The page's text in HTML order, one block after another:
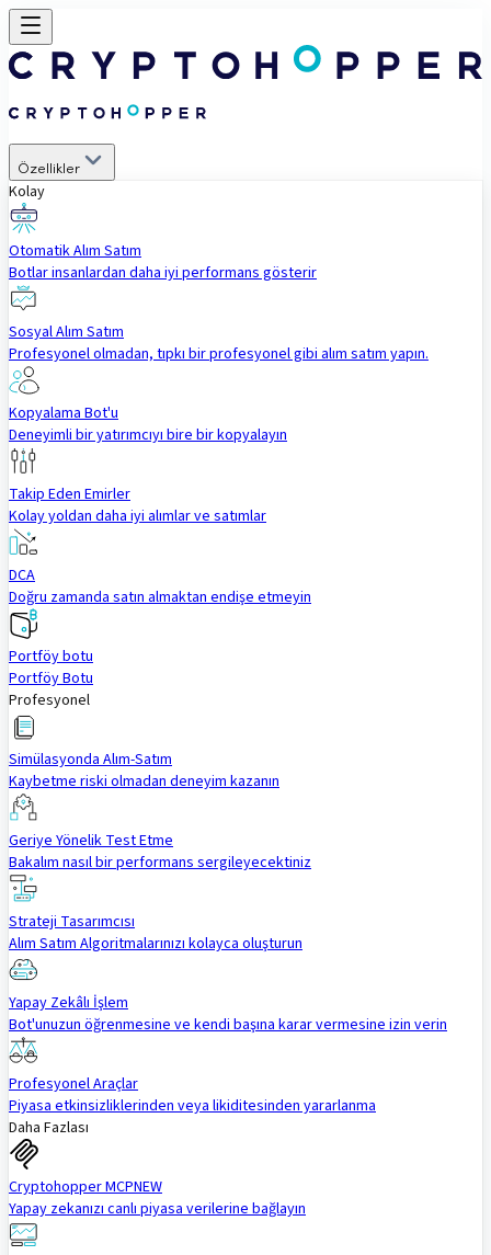
Özellikler
Kolay
Otomatik Alım Satım
Botlar insanlardan daha iyi performans gösterir
Sosyal Alım Satım
Profesyonel olmadan, tıpkı bir profesyonel gibi alım satım yapın.
Kopyalama Bot'u
Deneyimli bir yatırımcıyı bire bir kopyalayın
Takip Eden Emirler
Kolay yoldan daha iyi alımlar ve satımlar
DCA
Doğru zamanda satın almaktan endişe etmeyin
Portföy botu
Portföy Botu
Profesyonel
Simülasyonda Alım-Satım
Kaybetme riski olmadan deneyim kazanın
Geriye Yönelik Test Etme
Bakalım nasıl bir performans sergileyecektiniz
Strateji Tasarımcısı
Alım Satım Algoritmalarınızı kolayca oluşturun
Yapay Zekâlı İşlem
Bot'unuzun öğrenmesine ve kendi başına karar vermesine izin verin
Profesyonel Araçlar
Piyasa etkinsizliklerinden veya likiditesinden yararlanma
Daha Fazlası
Cryptohopper MCPNEW
Yapay zekanızı canlı piyasa verilerine bağlayın